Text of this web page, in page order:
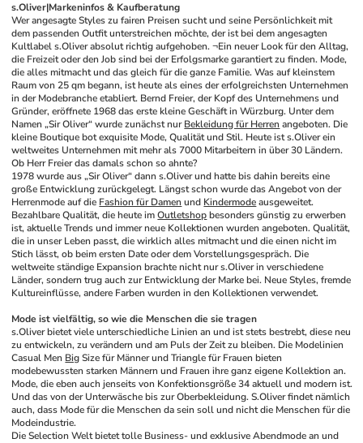
s.Oliver|Markeninfos & Kaufberatung
Wer angesagte Styles zu fairen Preisen sucht und seine Persönlichkeit mit
dem passenden Outfit unterstreichen möchte, der ist bei dem angesagten
Kultlabel s.Oliver absolut richtig aufgehoben. ¬Ein neuer Look für den Alltag,
die Freizeit oder den Job sind bei der Erfolgsmarke garantiert zu finden. Mode,
die alles mitmacht und das gleich für die ganze Familie. Was auf kleinstem
Raum von 25 qm begann, ist heute als eines der erfolgreichsten Unternehmen
in der Modebranche etabliert. Bernd Freier, der Kopf des Unternehmens und
Gründer, eröffnete 1968 das erste kleine Geschäft in Würzburg. Unter dem
Namen „Sir Oliver“ wurde zunächst nur Bekleidung für Herren angeboten. Die
kleine Boutique bot exquisite Mode, Qualität und Stil. Heute ist s.Oliver ein
weltweites Unternehmen mit mehr als 7000 Mitarbeitern in über 30 Ländern.
Ob Herr Freier das damals schon so ahnte?
1978 wurde aus „Sir Oliver“ dann s.Oliver und hatte bis dahin bereits eine
große Entwicklung zurückgelegt. Längst schon wurde das Angebot von der
Herrenmode auf die Fashion für Damen und Kindermode ausgeweitet.
Bezahlbare Qualität, die heute im Outletshop besonders günstig zu erwerben
ist, aktuelle Trends und immer neue Kollektionen wurden angeboten. Qualität,
die in unser Leben passt, die wirklich alles mitmacht und die einen nicht im
Stich lässt, ob beim ersten Date oder dem Vorstellungsgespräch. Die
weltweite ständige Expansion brachte nicht nur s.Oliver in verschiedene
Länder, sondern trug auch zur Entwicklung der Marke bei. Neue Styles, fremde
Kultureinflüsse, andere Farben wurden in den Kollektionen verwendet.
Mode ist vielfältig, so wie die Menschen die sie tragen
s.Oliver bietet viele unterschiedliche Linien an und ist stets bestrebt, diese neu
zu entwickeln, zu verändern und am Puls der Zeit zu bleiben. Die Modelinien
Casual Men Big Size für Männer und Triangle für Frauen bieten
modebewussten starken Männern und Frauen ihre ganz eigene Kollektion an.
Mode, die eben auch jenseits von Konfektionsgröße 34 aktuell und modern ist.
Und das von der Unterwäsche bis zur Oberbekleidung. S.Oliver findet nämlich
auch, dass Mode für die Menschen da sein soll und nicht die Menschen für die
Modeindustrie.
Die Selection Welt bietet tolle Business- und exklusive Abendmode an und